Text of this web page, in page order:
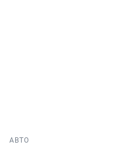
АВТО